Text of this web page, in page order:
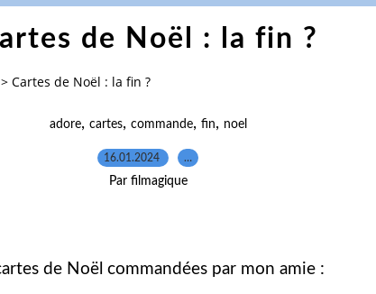
de Noël : la fin ?
> Cartes de Noël : la fin ?
adore, cartes, commande, fin, noel
16.01.2024 …
Par filmagique
de Noël commandées par mon amie :